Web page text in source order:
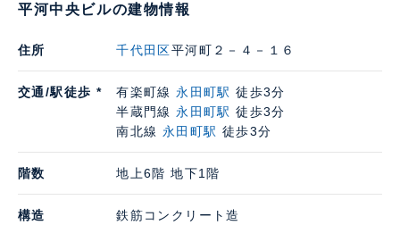
平河中央ビルの建物情報
住所 千代田区平河町２－４－１６
交通/駅徒歩 * 有楽町線 永田町駅 徒歩3分
半蔵門線 永田町駅 徒歩3分
南北線 永田町駅 徒歩3分
階数 地上6階 地下1階
構造 鉄筋コンクリート造